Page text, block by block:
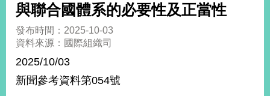
總
合
外
交
值
與聯合國體系的必要性及正當性
發布時間：2025-10-03
資料來源：國際組織司
2025/10/03
新聞參考資料第054號